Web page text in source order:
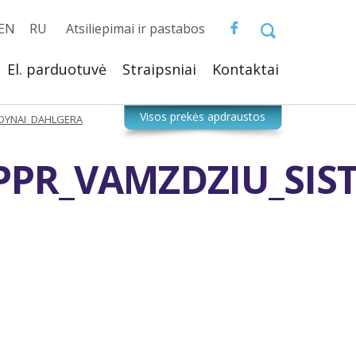
Atsiliepimai ir pastabos
RU
El. parduotuvė Straipsniai Kontaktai